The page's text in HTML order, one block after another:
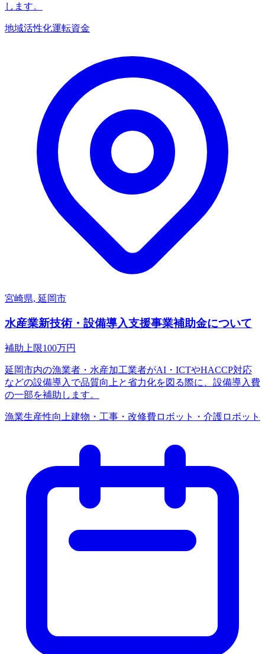
します。
地域活性化運転資金
宮崎県, 延岡市
水産業新技術・設備導入支援事業補助金について
補助上限100万円
延岡市内の漁業者・水産加工業者がAI・ICTやHACCP対応
などの設備導入で品質向上と省力化を図る際に、設備導入費
の一部を補助します。
漁業生産性向上建物・工事・改修費ロボット・介護ロボット